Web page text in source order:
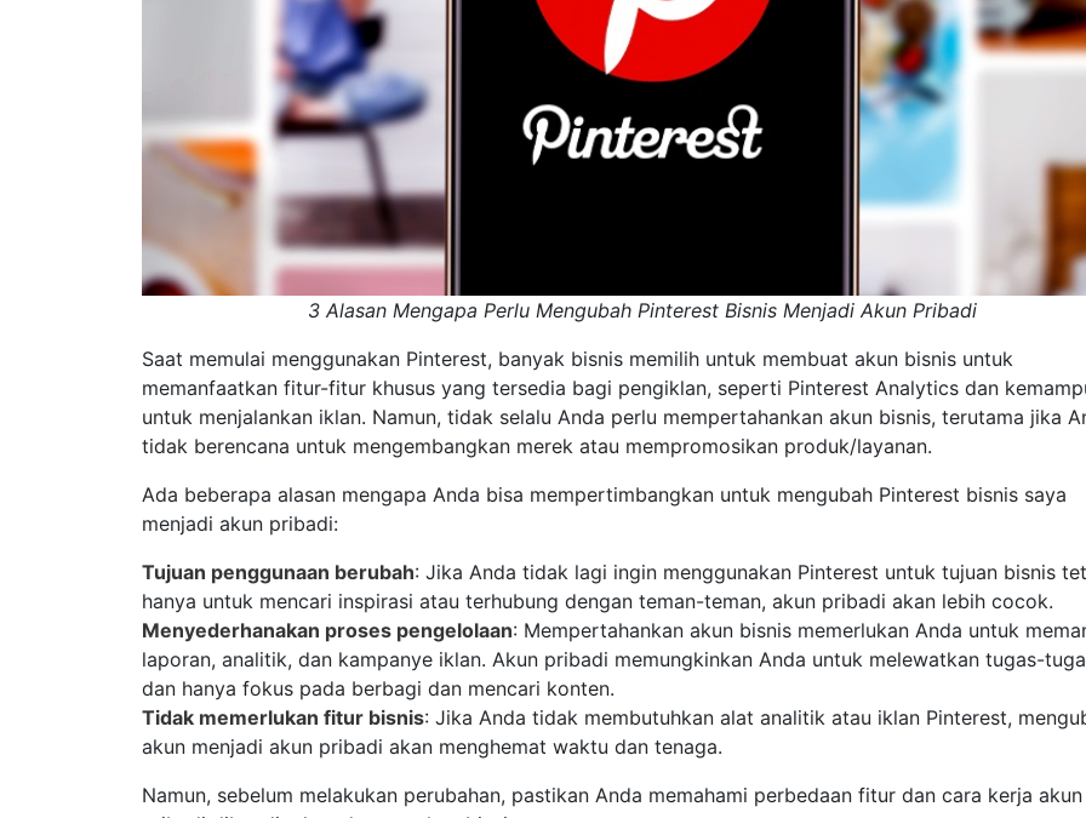
3 Alasan Mengapa Perlu Mengubah Pinterest Bisnis Menjadi Akun Pribadi
Saat memulai menggunakan Pinterest, banyak bisnis memilih untuk membuat akun bisnis untuk
memanfaatkan fitur-fitur khusus yang tersedia bagi pengiklan, seperti Pinterest Analytics dan
untuk menjalankan iklan. Namun, tidak selalu Anda perlu mempertahankan akun bisnis, terutama jika
tidak berencana untuk mengembangkan merek atau mempromosikan produk/layanan.
Ada beberapa alasan mengapa Anda bisa mempertimbangkan untuk mengubah Pinterest bisnis saya
menjadi akun pribadi:
Tujuan penggunaan berubah: Jika Anda tidak lagi ingin menggunakan Pinterest untuk tujuan bisnis
hanya untuk mencari inspirasi atau terhubung dengan teman-teman, akun pribadi akan lebih cocok.
Menyederhanakan proses pengelolaan: Mempertahankan akun bisnis memerlukan Anda untuk
laporan, analitik, dan kampanye iklan. Akun pribadi memungkinkan Anda untuk melewatkan tugas-
dan hanya fokus pada berbagi dan mencari konten.
Tidak memerlukan fitur bisnis: Jika Anda tidak membutuhkan alat analitik atau iklan Pinterest,
akun menjadi akun pribadi akan menghemat waktu dan tenaga.
Namun, sebelum melakukan perubahan, pastikan Anda memahami perbedaan fitur dan cara kerja akun